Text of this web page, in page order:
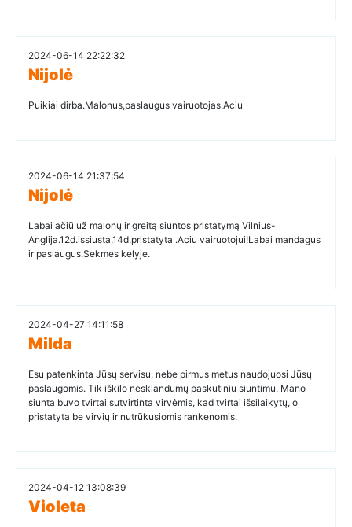
2024-06-14 22:22:32
Nijolė
Puikiai dirba.Malonus,paslaugus vairuotojas.Aciu
2024-06-14 21:37:54
Nijolė
Labai ačiū už malonų ir greitą siuntos pristatymą Vilnius-
Anglija.12d.issiusta,14d.pristatyta .Aciu vairuotojui!Labai mandagus
ir paslaugus.Sekmes kelyje.
2024-04-27 14:11:58
Milda
Esu patenkinta Jūsų servisu, nebe pirmus metus naudojuosi Jūsų
paslaugomis. Tik iškilo nesklandumų paskutiniu siuntimu. Mano
siunta buvo tvirtai sutvirtinta virvėmis, kad tvirtai išsilaikytų, o
pristatyta be virvių ir nutrūkusiomis rankenomis.
2024-04-12 13:08:39
Violeta